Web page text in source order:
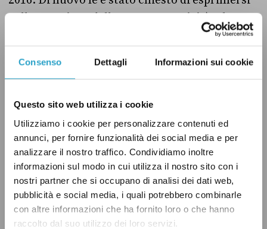
Consenso Dettagli Informazioni sui cookie
Questo sito web utilizza i cookie
Utilizziamo i cookie per personalizzare contenuti ed
annunci, per fornire funzionalità dei social media e per
analizzare il nostro traffico. Condividiamo inoltre
informazioni sul modo in cui utilizza il nostro sito con i
nostri partner che si occupano di analisi dei dati web,
pubblicità e social media, i quali potrebbero combinarle
con altre informazioni che ha fornito loro o che hanno
raccolto dal suo utilizzo dei loro servizi.
sulla questione della non retroattività, oltre
che su altre questioni meno rilevanti, e di
legittimità delle norme, ribadendo che la
con una durata limitata nel tempo – non ha
finalità punitiva ma cautelare.
Ancora nel 2019, infine, la Corte è stata
investita da un ricorso che aveva come oggetto
la “legge Severino” e di nuovo neha ribadito
(sentenza 36 del 2019) la legittimità rispetto a